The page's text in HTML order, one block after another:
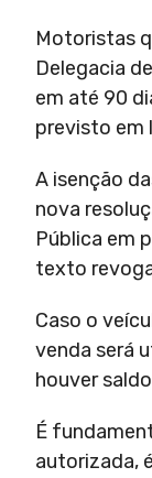
Motoristas
Delegacia
em até 90
previsto em
A isenção
nova
Pública em
texto
Caso o
venda será
houver
É
autorizada,